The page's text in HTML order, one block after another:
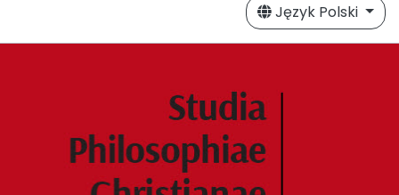
Język Polski